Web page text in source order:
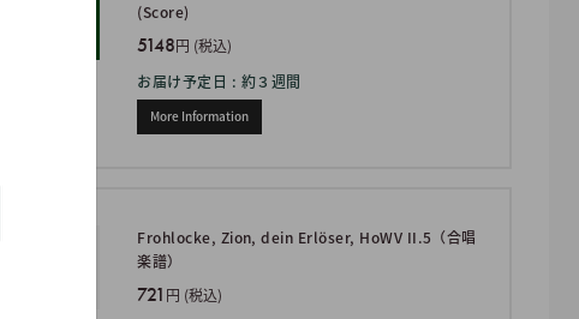
(Score)
5148円 (税込)
お届け予定日 : 約３週間
More Information
Frohlocke, Zion, dein Erlöser, HoWV II.5（合唱
楽譜）
721 円 (税込)